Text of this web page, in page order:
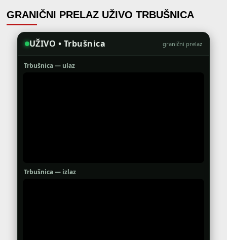
GRANIČNI PRELAZ UŽIVO TRBUŠNICA
UŽIVO • Trbušnica granični prelaz
Trbušnica — ulaz
Trbušnica — izlaz